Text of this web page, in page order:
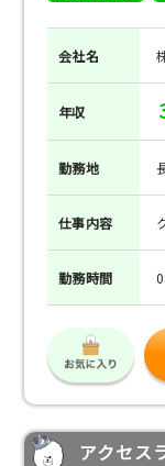
会社名
年収
勤務地
仕事内容
勤務時間
アクセス